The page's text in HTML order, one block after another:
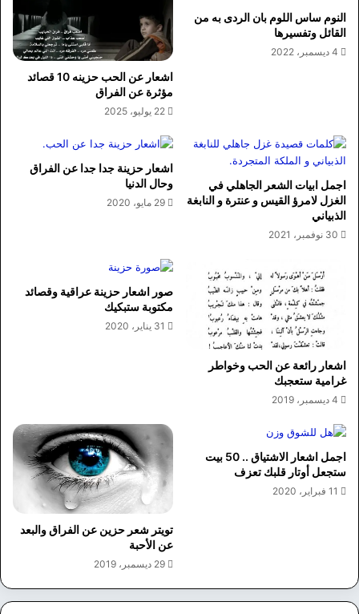
النوم ساس اللوم بان الردى به من
القائل وتفسيرها
4 ديسمبر، 2022
اشعار عن الحب حزينه 10 قصائد
مؤثرة عن الفراق
22 يوليو، 2025
اجمل ابيات الشعر الجاهلي في
الغزل لامرؤ القيس و عنترة و النابغة
الذبياني
30 نوفمبر، 2021
اشعار حزينة جدا جدا عن الفراق
وحال الدنيا
29 مايو، 2020
اشعار رائعة عن الحب وخواطر
غرامية ستعجبك
4 ديسمبر، 2019
صور اشعار حزينة عراقية وقصائد
مكتوبة ستبكيك
31 يناير، 2020
اجمل اشعار الاشتياق .. 50 بيت
ستجعل أوتار قلبك تعزف
11 فبراير، 2020
تويتر شعر حزين عن الفراق والبعد
عن الأحبة
29 ديسمبر، 2019